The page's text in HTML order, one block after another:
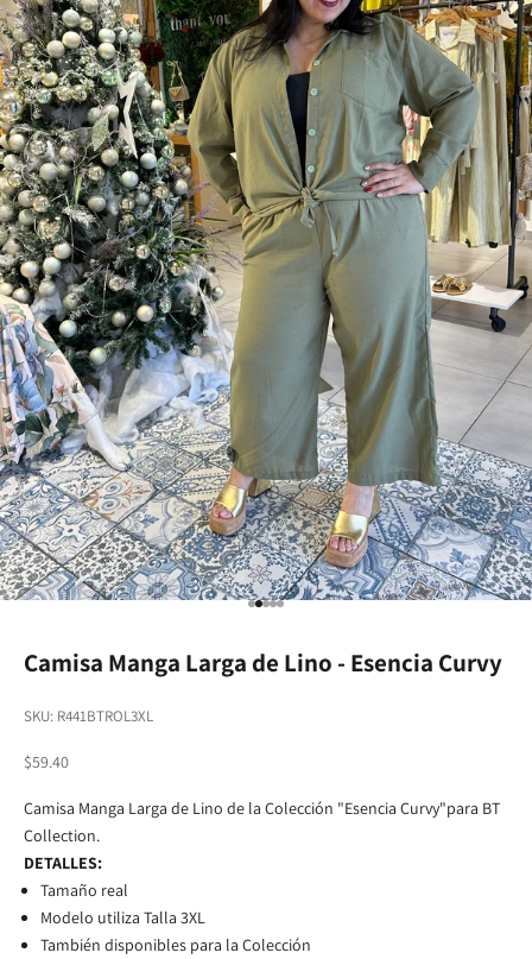
Go to item 1
Go to item 2
Go to item 3
Go to item 4
Go to item 5
Camisa Manga Larga de Lino - Esencia Curvy
SKU: R441BTROL3XL
Sale price
$59.40
Camisa Manga Larga de Lino de la Colección "Esencia Curvy"para BT
Collection.
DETALLES:
Tamaño real
Modelo utiliza Talla 3XL
También disponibles para la Colección